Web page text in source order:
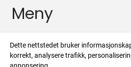
Lator Skilt AS
Kolskogheiane 12
5210 OS
Org. nr. 930789399
Meny
Frakt og retur
Personvern
Info
Frakt og retur
Dette nettstedet bruker
korrekt, analysere trafikk,